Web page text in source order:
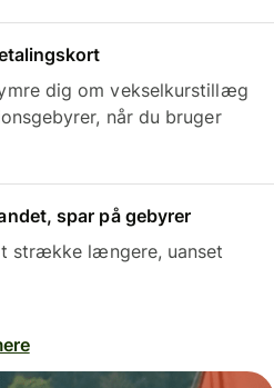
dig om vekselkurstillæg
når du bruger
spar på gebyrer
strække længere, uanset